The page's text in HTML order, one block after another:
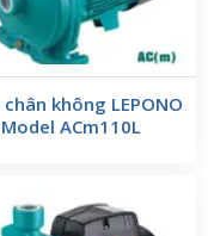
không LEPONO
Model ACm110L